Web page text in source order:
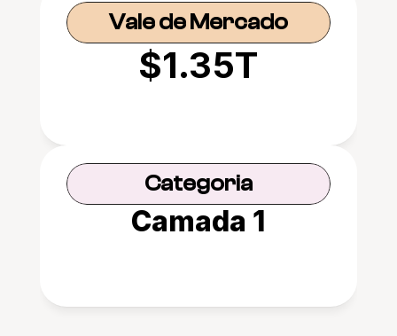
Vale de Mercado
$1.35T
Categoria
Camada 1